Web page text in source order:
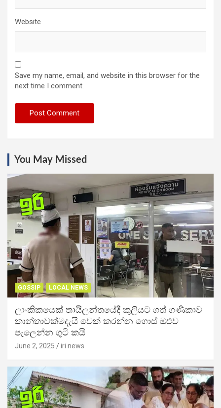
Website
Save my name, email, and website in this browser for the
next time I comment.
You May Missed
GOSSIP LOCAL NEWS
ලාංකිකයෙක් තායිලන්තයේදී කුලියට ගත් ගණිකාව
කාන්තාවක්මදැයි චෙක් කරන්න ගොස් ඔළුව
පැලෙන්න ගුටි කයි
June 2, 2025 iri news